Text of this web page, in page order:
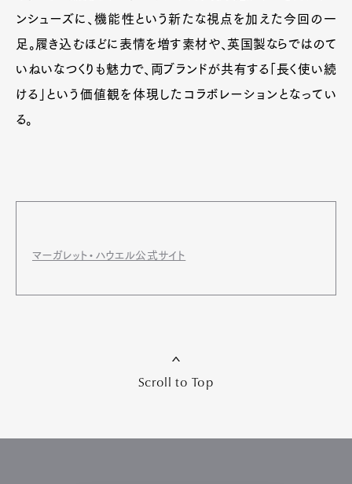
ンシューズに、機能性という新たな視点を加えた今回の一
足。履き込むほどに表情を増す素材や、英国製ならではのて
いねいなつくりも魅力で、両ブランドが共有する「長く使い続
ける」という価値観を体現したコラボレーションとなってい
る。
マーガレット・ハウエル公式サイト
Scroll to Top